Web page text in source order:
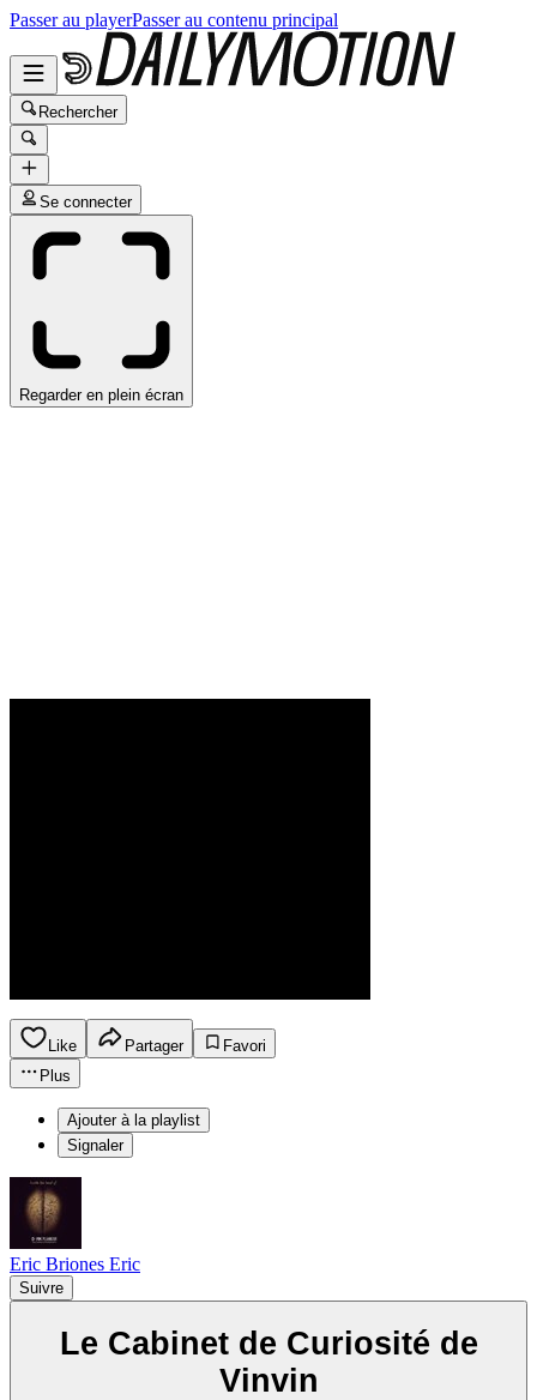
Passer au playerPasser au contenu principal
Rechercher
Se connecter
Regarder en plein écran
Like Partager
Favori
Plus
Ajouter à la playlist
Signaler
Eric Briones Eric
Suivre
Le Cabinet de Curiosité de
Vinvin